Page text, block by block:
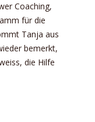
Coaching,
für die
Tanja aus
bemerkt,
die Hilfe